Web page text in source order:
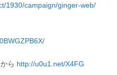
1930/campaign/ginger-web/
ら http://u0u1.net/X4FG